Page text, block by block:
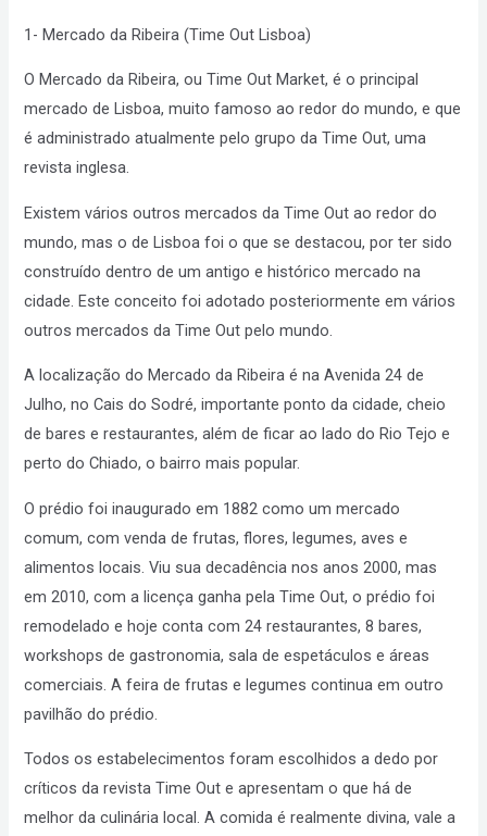
1- Mercado da Ribeira (Time Out Lisboa)
O Mercado da Ribeira, ou Time Out Market, é o principal
mercado de Lisboa, muito famoso ao redor do mundo, e que
é administrado atualmente pelo grupo da Time Out, uma
revista inglesa.
Existem vários outros mercados da Time Out ao redor do
mundo, mas o de Lisboa foi o que se destacou, por ter sido
construído dentro de um antigo e histórico mercado na
cidade. Este conceito foi adotado posteriormente em vários
outros mercados da Time Out pelo mundo.
A localização do Mercado da Ribeira é na Avenida 24 de
Julho, no Cais do Sodré, importante ponto da cidade, cheio
de bares e restaurantes, além de ficar ao lado do Rio Tejo e
perto do Chiado, o bairro mais popular.
O prédio foi inaugurado em 1882 como um mercado
comum, com venda de frutas, flores, legumes, aves e
alimentos locais. Viu sua decadência nos anos 2000, mas
em 2010, com a licença ganha pela Time Out, o prédio foi
remodelado e hoje conta com 24 restaurantes, 8 bares,
workshops de gastronomia, sala de espetáculos e áreas
comerciais. A feira de frutas e legumes continua em outro
pavilhão do prédio.
Todos os estabelecimentos foram escolhidos a dedo por
críticos da revista Time Out e apresentam o que há de
melhor da culinária local. A comida é realmente divina, vale a